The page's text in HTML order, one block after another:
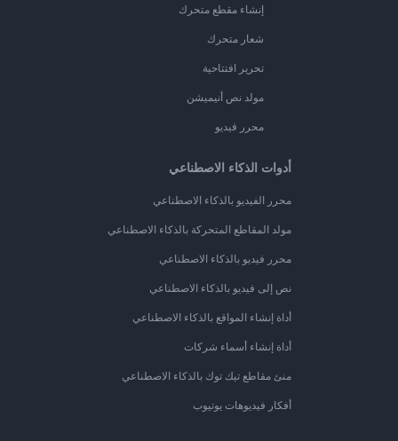
إنشاء مقطع متحرك
شعار متحرك
تحرير افتتاحية
مولد نص أنيميشن
محرر فيديو
أدوات الذكاء الاصطناعي
محرر الفيديو بالذكاء الاصطناعي
مولد المقاطع المتحركة بالذكاء الاصطناعي
محرر فيديو بالذكاء الاصطناعي
نص إلى فيديو بالذكاء الاصطناعي
أداة إنشاء المواقع بالذكاء الاصطناعي
أداة إنشاء أسماء شركات
منئ مقاطع تيك توك بالذكاء الاصطناعي
أفكار فيديوهات يوتيوب